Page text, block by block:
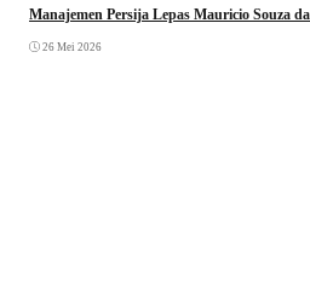
Manajemen Persija Lepas Mauricio Souza
26 Mei 2026